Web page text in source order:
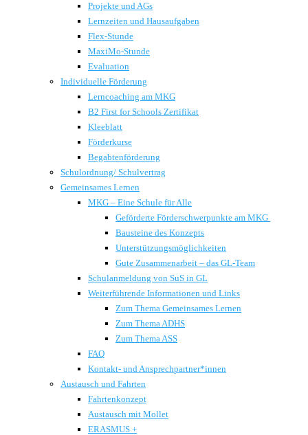
Projekte und AGs
Lernzeiten und Hausaufgaben
Flex-Stunde
MaxiMo-Stunde
Evaluation
Individuelle Förderung
Lerncoaching am MKG
B2 First for Schools Zertifikat
Kleeblatt
Förderkurse
Begabtenförderung
Schulordnung/ Schulvertrag
Gemeinsames Lernen
MKG – Eine Schule für Alle
Geförderte Förderschwerpunkte am MKG
Bausteine des Konzepts
Unterstützungsmöglichkeiten
Gute Zusammenarbeit – das GL-Team
Schulanmeldung von SuS in GL
Weiterführende Informationen und Links
Zum Thema Gemeinsames Lernen
Zum Thema ADHS
Zum Thema ASS
FAQ
Kontakt- und Ansprechpartner*innen
Austausch und Fahrten
Fahrtenkonzept
Austausch mit Mollet
ERASMUS +